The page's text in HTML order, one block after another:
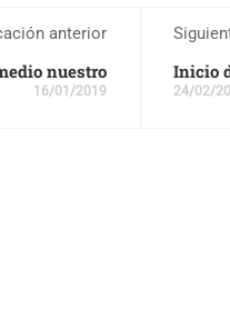
anterior
nuestro
16/01/2019
Inicio
24/02/